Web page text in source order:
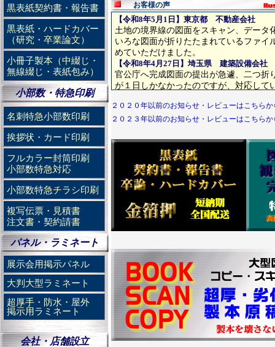
黒表紙契約書・報告書
黒表紙・ハードカバー
（研究・卒業論文）
小冊子製本（中綴じ・
無線綴じ・表紙包み）
小部数・特急印刷
名刺特急小部数印刷
挨拶状・カード印刷
フルカラー封筒印刷
小部数特急対応
小部数特急チラシ印刷
複写伝票・見積書
注文書・契約請書
パネル・ラミネート
展示会用掲示パネル
大判大型ラミネート
超厚手・防水・屋外
掲示用ラミネート
会社・店舗設立
大宮本店は下記住所に移転いたしました
さいたま市大宮区吉敷町1-27-1 第二開
グーグルマップhttps://maps.app.goo.gl/
電話番号 メールアドレス等に変更はあ
TEL0120-65-0707
【2025年10月15日】年賀状印刷の受付開始
2026 午年 年賀状印刷の受付を開始致
法人用大量印刷は宛名印刷セットで低価
最終受付は12/26まで可能です。
【2024年10月15日】年賀状印刷の受付開始
法人用大量印刷は宛名印刷セットで低価
早期割引サービスもございますので、お
最終受付は12/25まで可能です。
【2023年12月29日】年末年始の営業
今年もたくさんのご利用を有難うござい
2023年12月30日（土）～2024年1月8日
す。
お問合せ・至急案件は1月4日（木）よ
【2023年10月20日】年賀状印刷予約開始
年賀状印刷の受付を開始致しました。
トで低価格にて提供致します。
早期割引サービスもございますので、お
最終受付は12/29まで可能です。
TEL0120-65-0707
【2022年12月28日】年末年始休業のお知ら
本年もご利用有難うございました。新
2022年12月29日（木）から2023年1月4
お客様の声
【令和8年5月1日】東京都 不動産会社
土地の境界線の図面をスキャン、データ
いろな図面が折りたたまれているファイ
めていただけました。
【令和8年4月27日】埼玉県 建築設備会社
官公庁へ完成図面の提出が急遽、二つ折
が１日しかなかったのですが、対応して
背幅が３㎝を超える製本を100冊強頼み
作してもらいました
A3の図面製本を８冊依頼しました。冊
【令和8年3月27日】埼玉県 デザイン事務所
A１のカラースキャンを依頼する。なか
が無い中で、貴重な存在です。
【令和8年3月19日】山梨県 建築事務所
A2の図面のスキャンを依頼。かなり厚
ったが、かなり早く対応してもらいまし
【令和8年3月9日】埼玉県 町内会役員
中、調整していただき感謝しています。
【令和8年3月5日】千葉県 建築工務店
少部数の図面の製本を依頼。翌日には届
【令和8年2月23日】東京都 広告宣伝
建物の建築案内表示板のラミネートを
ていただき助かりました。
【令和8年2月18日】東京都 建築関係
社内研修用のA1の資料10枚の印刷を依
迅速に対応してくれた。
２０２０年以前のお知らせ・レビューはこちらか
２０２３年以前のお知らせ・レビューはこちらか